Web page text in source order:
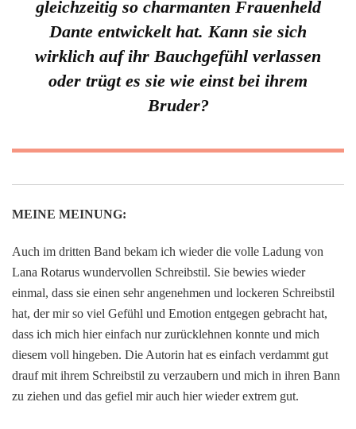
gleichzeitig so charmanten Frauenheld
Dante entwickelt hat. Kann sie sich
wirklich auf ihr Bauchgefühl verlassen
oder trügt es sie wie einst bei ihrem
Bruder?
MEINE MEINUNG:
Auch im dritten Band bekam ich wieder die volle Ladung von
Lana Rotarus wundervollen Schreibstil. Sie bewies wieder
einmal, dass sie einen sehr angenehmen und lockeren Schreibstil
hat, der mir so viel Gefühl und Emotion entgegen gebracht hat,
dass ich mich hier einfach nur zurücklehnen konnte und mich
diesem voll hingeben. Die Autorin hat es einfach verdammt gut
drauf mit ihrem Schreibstil zu verzaubern und mich in ihren Bann
zu ziehen und das gefiel mir auch hier wieder extrem gut.